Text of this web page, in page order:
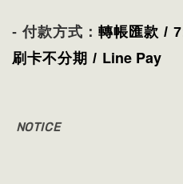
- 付款方式： 轉帳匯款 /
刷卡不分期 / Line Pay
NOTICE